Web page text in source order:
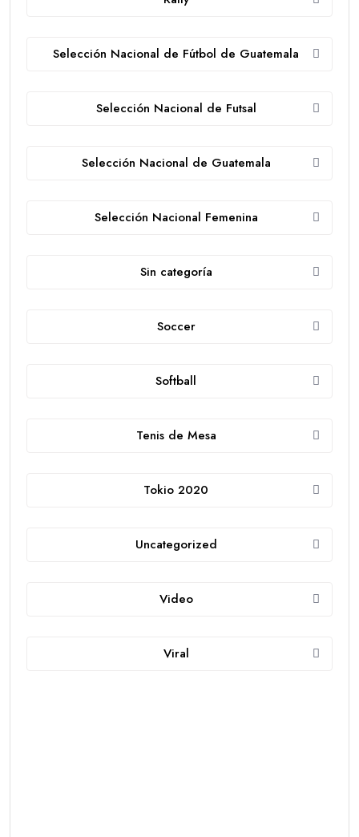
Selección Nacional de Fútbol de Guatemala
Selección Nacional de Futsal
Selección Nacional de Guatemala
Selección Nacional Femenina
Sin categoría
Soccer
Softball
Tenis de Mesa
Tokio 2020
Uncategorized
Video
Viral